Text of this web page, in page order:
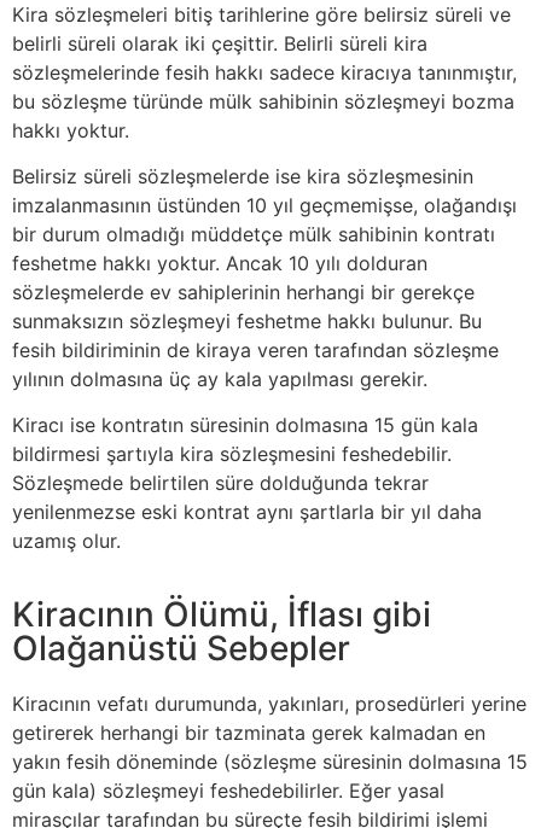
Kira sözleşmeleri bitiş tarihlerine göre belirsiz süreli ve
belirli süreli olarak iki çeşittir. Belirli süreli kira
sözleşmelerinde fesih hakkı sadece kiracıya tanınmıştır,
bu sözleşme türünde mülk sahibinin sözleşmeyi bozma
hakkı yoktur.
Belirsiz süreli sözleşmelerde ise kira sözleşmesinin
imzalanmasının üstünden 10 yıl geçmemişse, olağandışı
bir durum olmadığı müddetçe mülk sahibinin kontratı
feshetme hakkı yoktur. Ancak 10 yılı dolduran
sözleşmelerde ev sahiplerinin herhangi bir gerekçe
sunmaksızın sözleşmeyi feshetme hakkı bulunur. Bu
fesih bildiriminin de kiraya veren tarafından sözleşme
yılının dolmasına üç ay kala yapılması gerekir.
Kiracı ise kontratın süresinin dolmasına 15 gün kala
bildirmesi şartıyla kira sözleşmesini feshedebilir.
Sözleşmede belirtilen süre dolduğunda tekrar
yenilenmezse eski kontrat aynı şartlarla bir yıl daha
uzamış olur.
Kiracının Ölümü, İflası gibi
Olağanüstü Sebepler
Kiracının vefatı durumunda, yakınları, prosedürleri yerine
getirerek herhangi bir tazminata gerek kalmadan en
yakın fesih döneminde (sözleşme süresinin dolmasına 15
gün kala) sözleşmeyi feshedebilirler. Eğer yasal
mirasçılar tarafından bu süreçte fesih bildirimi işlemi